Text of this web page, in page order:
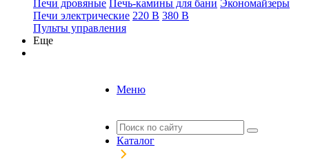
Печи дровяные Печь-камины для бани Экономайзеры
Печи электрические 220 В 380 В
Пульты управления
Еще
Меню
Каталог